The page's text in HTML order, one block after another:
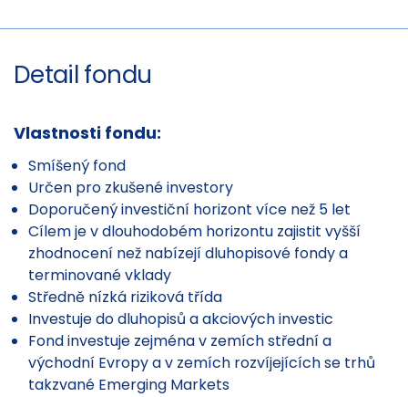
Detail fondu
Vlastnosti fondu:
Smíšený fond
Určen pro zkušené investory
Doporučený investiční horizont více než 5 let
Cílem je v dlouhodobém horizontu zajistit vyšší
zhodnocení než nabízejí dluhopisové fondy a
terminované vklady
Středně nízká riziková třída
Investuje do dluhopisů a akciových investic
Fond investuje zejména v zemích střední a
východní Evropy a v zemích rozvíjejících se trhů
takzvané Emerging Markets